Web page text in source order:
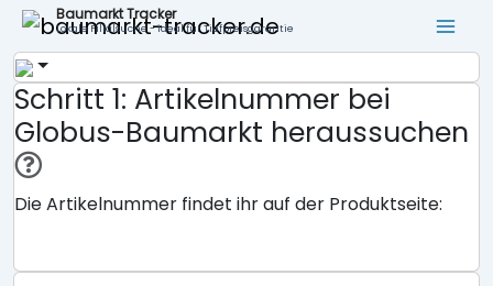
Baumarkt Tracker
Lokale Filialsuche - ideal für Tiefpreisgarantie
Schritt 1: Artikelnummer bei
Globus-Baumarkt heraussuchen
Die Artikelnummer findet ihr auf der Produktseite: